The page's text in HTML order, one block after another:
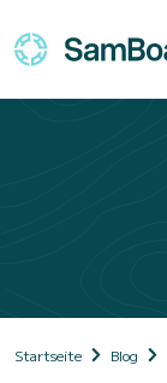
Startseite Blog